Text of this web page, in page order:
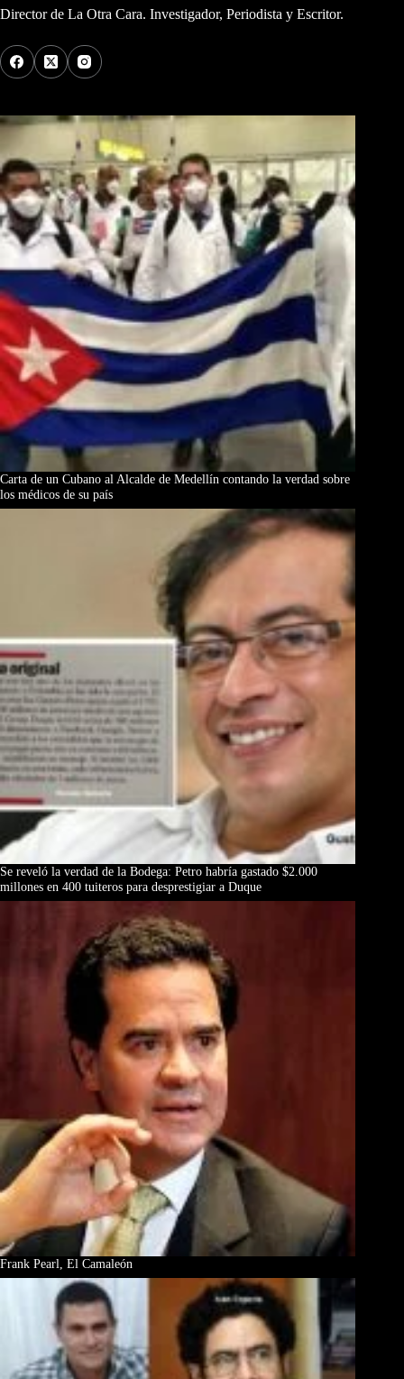
Director de La Otra Cara. Investigador, Periodista y Escritor.
Carta de un Cubano al Alcalde de Medellín contando la verdad sobre
los médicos de su país
Se reveló la verdad de la Bodega: Petro habría gastado $2.000
millones en 400 tuiteros para desprestigiar a Duque
Frank Pearl, El Camaleón